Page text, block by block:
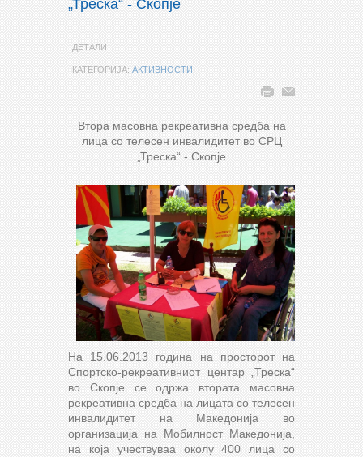
„Треска“ - Скопје
ДЕТАЛИ
КАТЕГОРИЈА: АКТИВНОСТИ
Втора масовна рекреативна средба на
лица со телесен инвалидитет во СРЦ
„Треска“ - Скопје
На 15.06.2013 година на просторот на
Спортско-рекреативниот центар „Треска“
во Скопје се одржа втората масовна
рекреативна средба на лицата со телесен
инвалидитет на Македонија во
организација на Мобилност Македонија,
на која учествуваа околу 400 лица со